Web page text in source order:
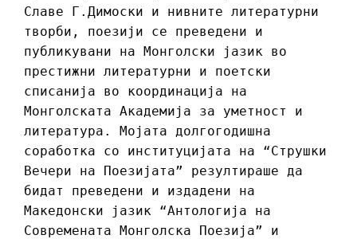
Славе Г.Димоски и нивните литературни
творби, поезији се преведени и
публикувани на Монголски јазик во
престижни литературни и поетски
списанија во координација на
Монголската Академија за уметност и
литература. Мојата долгогодишна
соработка со институцијата на “Струшки
Вечери на Поезијата” резултираше да
бидат преведени и издадени на
Македонски јазик “Антологија на
Современата Монголска Поезија” и